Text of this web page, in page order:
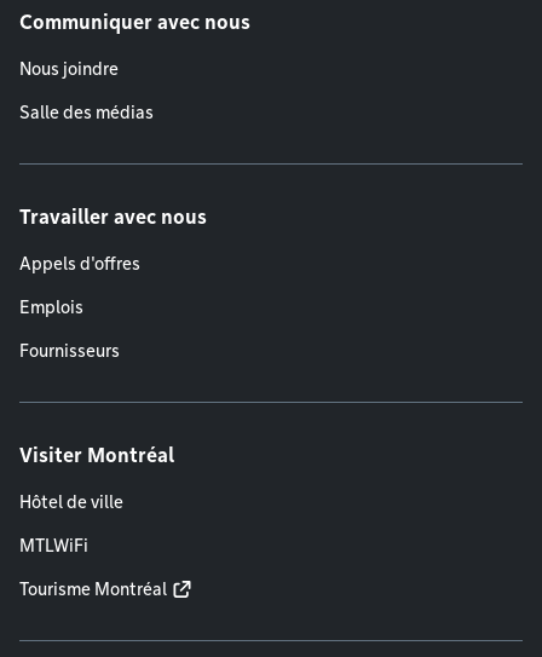
Communiquer avec nous
Nous joindre
Salle des médias
Travailler avec nous
Appels d'offres
Emplois
Fournisseurs
Visiter Montréal
Hôtel de ville
MTLWiFi
Tourisme Montréal